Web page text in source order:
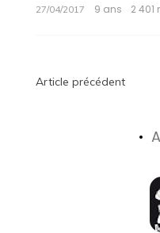
27/04/2017 9 ans 2 401
Navigation
Article précédent